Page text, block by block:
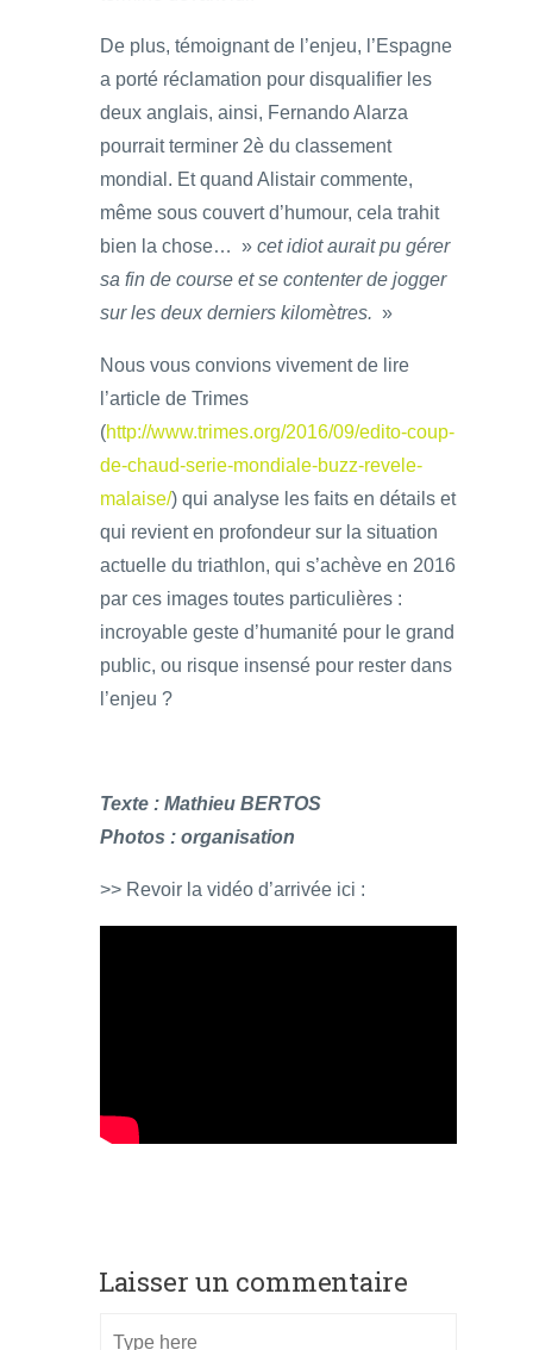
De plus, témoignant de l’enjeu, l’Espagne
a porté réclamation pour disqualifier les
deux anglais, ainsi, Fernando Alarza
pourrait terminer 2è du classement
mondial. Et quand Alistair commente,
même sous couvert d’humour, cela trahit
bien la chose… » cet idiot aurait pu gérer
sa fin de course et se contenter de jogger
sur les deux derniers kilomètres. »
Nous vous convions vivement de lire
l’article de Trimes
(http://www.trimes.org/2016/09/edito-coup-
de-chaud-serie-mondiale-buzz-revele-
malaise/) qui analyse les faits en détails et
qui revient en profondeur sur la situation
actuelle du triathlon, qui s’achève en 2016
par ces images toutes particulières :
incroyable geste d’humanité pour le grand
public, ou risque insensé pour rester dans
l’enjeu ?
Texte : Mathieu BERTOS
Photos : organisation
>> Revoir la vidéo d’arrivée ici :
Laisser un commentaire